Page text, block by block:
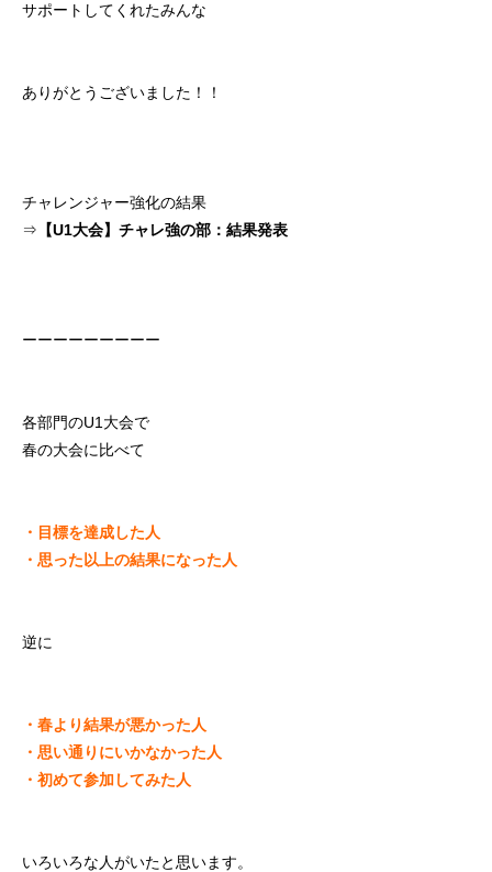
サポートしてくれたみんな
ありがとうございました！！
チャレンジャー強化の結果
⇒ 【U1大会】チャレ強の部：結果発表
ーーーーーーーーー
各部門のU1大会で
春の大会に比べて
・目標を達成した人
・思った以上の結果になった人
逆に
・春より結果が悪かった人
・思い通りにいかなかった人
・初めて参加してみた人
いろいろな人がいたと思います。